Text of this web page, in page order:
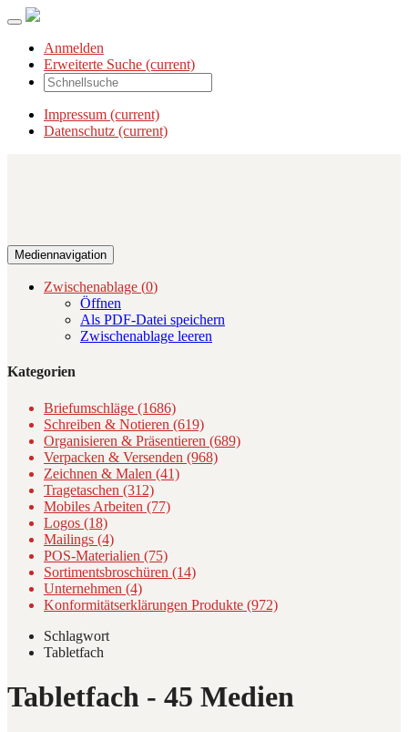
Anmelden
Erweiterte Suche (current)
Impressum (current)
Datenschutz (current)
Mediennavigation
Zwischenablage (0)
Öffnen
Als PDF-Datei speichern
Zwischenablage leeren
Kategorien
Briefumschläge (1686)
Schreiben & Notieren (619)
Organisieren & Präsentieren (689)
Verpacken & Versenden (968)
Zeichnen & Malen (41)
Tragetaschen (312)
Mobiles Arbeiten (77)
Logos (18)
Mailings (4)
POS-Materialien (75)
Sortimentsbroschüren (14)
Unternehmen (4)
Konformitätserklärungen Produkte (972)
Schlagwort
Tabletfach
Tabletfach - 45 Medien